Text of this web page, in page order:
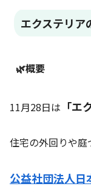
エクステリア
🌿概要
11月28日は 「エ
住宅の外回りや
公益社団法人日